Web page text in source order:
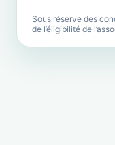
Sous réserve des
de l’éligibilité de